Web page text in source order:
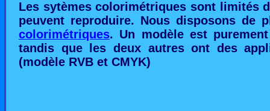
Les sytèmes colorimétriques sont limités
peuvent reproduire. Nous disposons de
colorimétriques. Un modèle est
tandis que les deux autres ont des
(modèle RVB et CMYK)